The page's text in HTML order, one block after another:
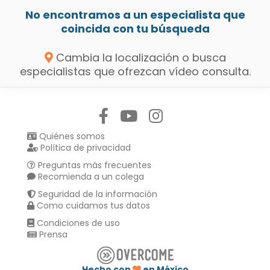
No encontramos a un especialista que
coincida con tu búsqueda
Cambia la localización o busca
especialistas que ofrezcan vídeo consulta.
Quiénes somos
Política de privacidad
Preguntas más frecuentes
Recomienda a un colega
Seguridad de la información
Como cuidamos tus datos
Condiciones de uso
Prensa